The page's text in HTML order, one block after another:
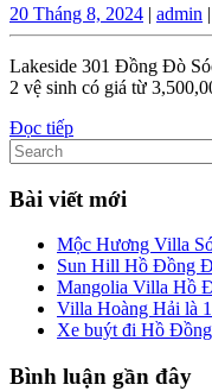
20 Tháng 8, 202420
Tháng
2024
| admin |
Lakeside 301 Đồng Đò
2 vệ sinh có giá từ
Đọc tiếpĐọc
Search
for:
Bài viết mới
Mộc Hương Villa
Sun Hill Hồ Đồng
Mangolia Villa Hồ
Villa Hoàng Hải là
Xe buýt đi Hồ
Bình luận gần đây